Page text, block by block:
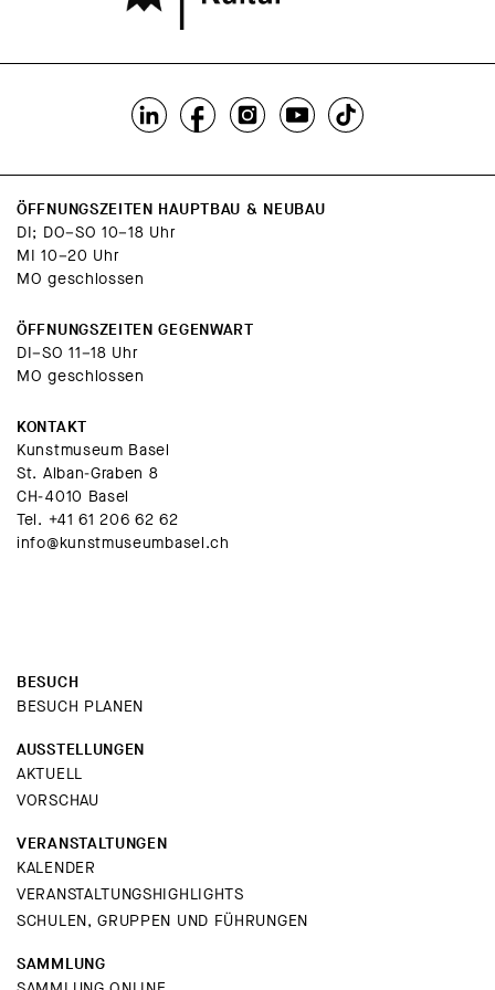
ÖFFNUNGSZEITEN HAUPTBAU & NEUBAU
DI; DO–SO 10–18 Uhr
MI 10–20 Uhr
MO geschlossen
ÖFFNUNGSZEITEN GEGENWART
DI–SO 11–18 Uhr
MO geschlossen
KONTAKT
Kunstmuseum Basel
St. Alban-Graben 8
CH-4010 Basel
Tel. +41 61 206 62 62
info@kunstmuseumbasel.ch
BESUCH
BESUCH PLANEN
AUSSTELLUNGEN
AKTUELL
VORSCHAU
VERANSTALTUNGEN
KALENDER
VERANSTALTUNGSHIGHLIGHTS
SCHULEN, GRUPPEN UND FÜHRUNGEN
SAMMLUNG